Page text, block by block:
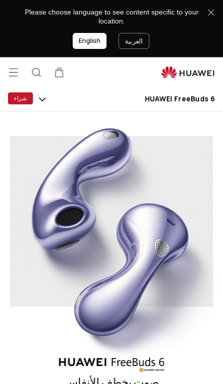
FreeBuds
Please choose language to see content specific to your
location.
العربية English
فتح
HUAWEI FreeBuds 6 شراء